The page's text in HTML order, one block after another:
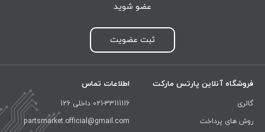
عضو شوید
ثبت عضویت
فروشگاه آنلاین پارتس مارکت
گالری
روش های پرداخت
اطلاعات تماس
021-33111116 داخلی 126
partsmarket.official@gmail.com